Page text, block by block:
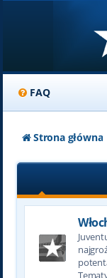
FAQ
Strona główna